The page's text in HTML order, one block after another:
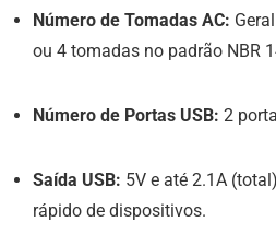
Número de Tomadas AC:
ou 4 tomadas no padrão NBR
Número de Portas USB: 2
Saída USB: 5V e até 2.1A
rápido de dispositivos.